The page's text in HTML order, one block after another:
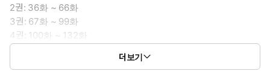
2권: 36화 ~ 66화
3권: 67화 ~ 99화
4권: 100화 ~ 132화
5권: 132화 ~ 160화
더보기